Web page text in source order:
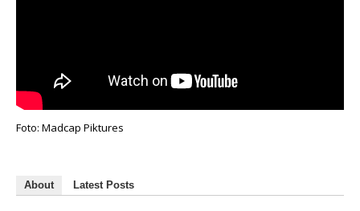
Foto: Madcap Piktures
About Latest Posts